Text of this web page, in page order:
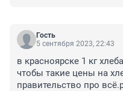
Гость
5 сентября 2023, 22:43
в красноярске 1 кг
чтобы такие цены на
правительство про